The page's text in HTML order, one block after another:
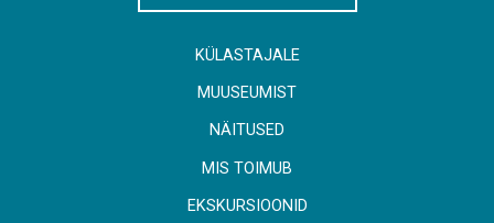
KÜLASTAJALE
MUUSEUMIST
NÄITUSED
MIS TOIMUB
EKSKURSIOONID